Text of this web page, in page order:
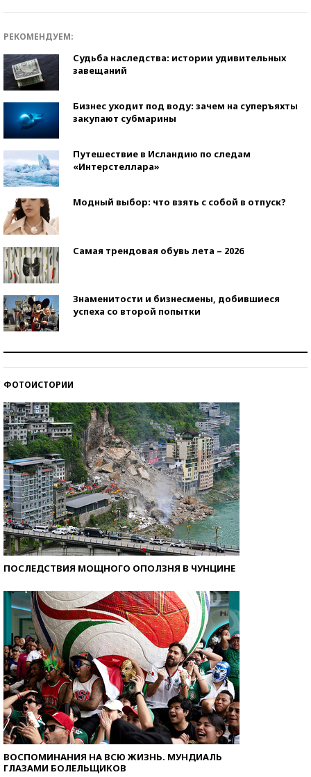
РЕКОМЕНДУЕМ:
Судьба наследства: истории удивительных
завещаний
Бизнес уходит под воду: зачем на суперъяхты
закупают субмарины
Путешествие в Исландию по следам
«Интерстеллара»
Модный выбор: что взять с собой в отпуск?
Самая трендовая обувь лета – 2026
Знаменитости и бизнесмены, добившиеся
успеха со второй попытки
ФОТОИСТОРИИ
ПОСЛЕДСТВИЯ МОЩНОГО ОПОЛЗНЯ В ЧУНЦИНЕ
ВОСПОМИНАНИЯ НА ВСЮ ЖИЗНЬ. МУНДИАЛЬ
ГЛАЗАМИ БОЛЕЛЬЩИКОВ